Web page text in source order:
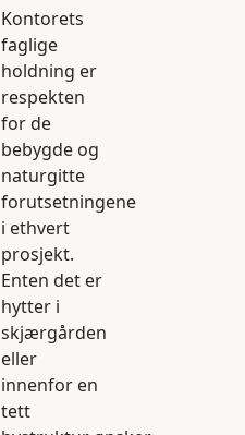
Kontorets
faglige
holdning er
respekten
for de
bebygde og
naturgitte
forutsetningene
i ethvert
prosjekt.
Enten det er
hytter i
skjærgården
eller
innenfor en
tett